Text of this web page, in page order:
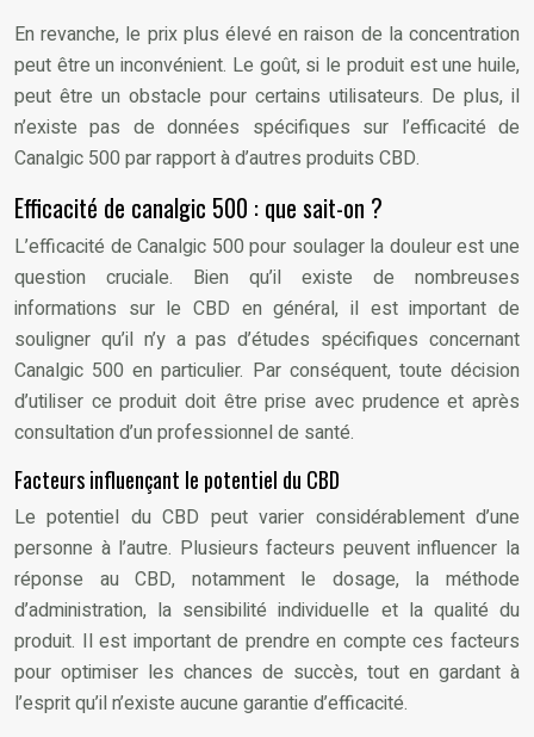
En revanche, le prix plus élevé en raison de la concentration
peut être un inconvénient. Le goût, si le produit est une huile,
peut être un obstacle pour certains utilisateurs. De plus, il
n’existe pas de données spécifiques sur l’efficacité de
Canalgic 500 par rapport à d’autres produits CBD.
Efficacité de canalgic 500 : que sait-on ?
L’efficacité de Canalgic 500 pour soulager la douleur est une
question cruciale. Bien qu’il existe de nombreuses
informations sur le CBD en général, il est important de
souligner qu’il n’y a pas d’études spécifiques concernant
Canalgic 500 en particulier. Par conséquent, toute décision
d’utiliser ce produit doit être prise avec prudence et après
consultation d’un professionnel de santé.
Facteurs influençant le potentiel du CBD
Le potentiel du CBD peut varier considérablement d’une
personne à l’autre. Plusieurs facteurs peuvent influencer la
réponse au CBD, notamment le dosage, la méthode
d’administration, la sensibilité individuelle et la qualité du
produit. Il est important de prendre en compte ces facteurs
pour optimiser les chances de succès, tout en gardant à
l’esprit qu’il n’existe aucune garantie d’efficacité.